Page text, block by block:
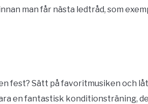
man får nästa ledtråd, som
fest? Sätt på favoritmusiken och
en fantastisk konditionsträning,